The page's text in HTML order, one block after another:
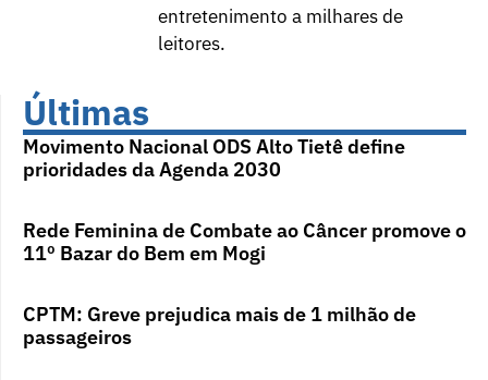
entretenimento a milhares de
leitores.
Últimas
Movimento Nacional ODS Alto Tietê define
prioridades da Agenda 2030
Rede Feminina de Combate ao Câncer promove o
11º Bazar do Bem em Mogi
CPTM: Greve prejudica mais de 1 milhão de
passageiros